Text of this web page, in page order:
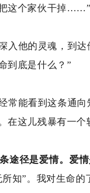
这个家伙干掉……”
入他的灵魂，到
到底是什么？”
常能看到这条通
在这儿残暴有一个
途径是爱情。爱
所知”。我对生命